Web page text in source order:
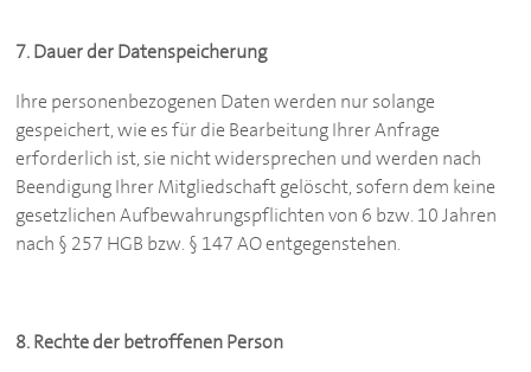
7. Dauer der Datenspeicherung
Ihre personenbezogenen Daten werden nur solange
gespeichert, wie es für die Bearbeitung Ihrer Anfrage
erforderlich ist, sie nicht widersprechen und werden nach
Beendigung Ihrer Mitgliedschaft gelöscht, sofern dem keine
gesetzlichen Aufbewahrungspflichten von 6 bzw. 10 Jahren
nach § 257 HGB bzw. § 147 AO entgegenstehen.
8. Rechte der betroffenen Person